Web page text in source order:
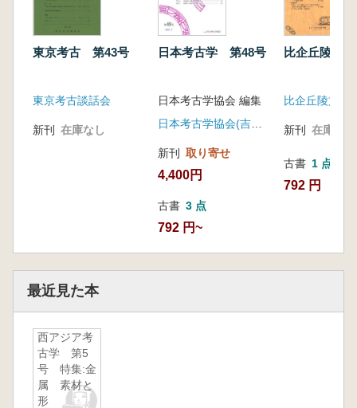
東京考古 第43号
東京考古談話会
新刊 在庫なし
日本考古学 第48号
日本考古学協会 編集
新刊 取り寄せ
4,400円
古書 3 点
792 円~
比企丘陵 第
比企丘陵文化
新刊 在庫なし
古書 1 点
792 円
最近見た本
西アジア考
古学 第5
号 特集:金
属 素材と
形